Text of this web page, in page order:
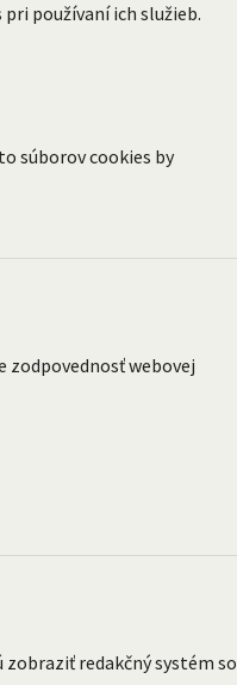
používaní ich služieb.
súborov cookies by
webovej
redakčný systém so